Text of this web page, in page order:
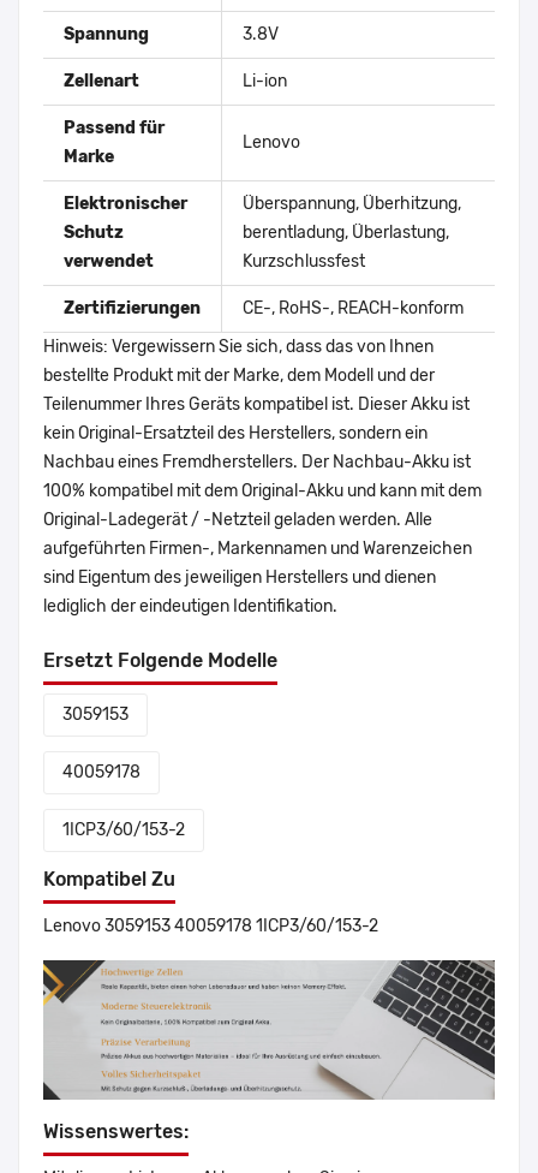
Spannung 3.8V
Zellenart Li-ion
Passend für
Marke
Lenovo
Elektronischer
Schutz
verwendet
Überspannung, Überhitzung,
berentladung, Überlastung,
Kurzschlussfest
Zertifizierungen
CE-, RoHS-, REACH-konform
Hinweis: Vergewissern Sie sich, dass das von Ihnen
bestellte Produkt mit der Marke, dem Modell und der
Teilenummer Ihres Geräts kompatibel ist. Dieser Akku ist
kein Original-Ersatzteil des Herstellers, sondern ein
Nachbau eines Fremdherstellers. Der Nachbau-Akku ist
100% kompatibel mit dem Original-Akku und kann mit dem
Original-Ladegerät / -Netzteil geladen werden. Alle
aufgeführten Firmen-, Markennamen und Warenzeichen
sind Eigentum des jeweiligen Herstellers und dienen
lediglich der eindeutigen Identifikation.
Ersetzt Folgende Modelle
3059153
40059178
1ICP3/60/153-2
Kompatibel Zu
Lenovo 3059153 40059178 1ICP3/60/153-2
Wissenswertes: